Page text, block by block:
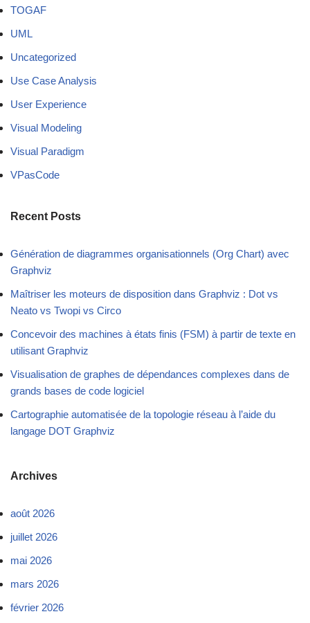
TOGAF
UML
Uncategorized
Use Case Analysis
User Experience
Visual Modeling
Visual Paradigm
VPasCode
Recent Posts
Génération de diagrammes organisationnels (Org Chart) avec
Graphviz
Maîtriser les moteurs de disposition dans Graphviz : Dot vs
Neato vs Twopi vs Circo
Concevoir des machines à états finis (FSM) à partir de texte en
utilisant Graphviz
Visualisation de graphes de dépendances complexes dans de
grands bases de code logiciel
Cartographie automatisée de la topologie réseau à l’aide du
langage DOT Graphviz
Archives
août 2026
juillet 2026
mai 2026
mars 2026
février 2026